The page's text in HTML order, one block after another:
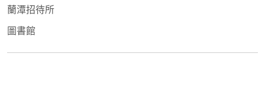
蘭潭招待所
圖書館